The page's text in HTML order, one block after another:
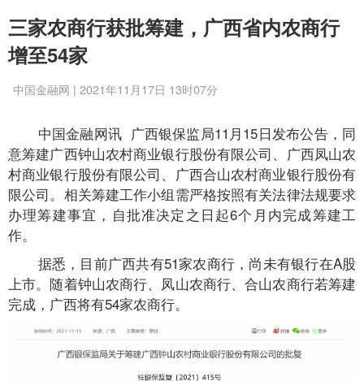
三家农商行获批筹建，广西省内农商行
增至54家
中国金融网 | 2021年11月17日 13时07分
中国金融网讯 广西银保监局11月15日发布公告，同
意筹建广西钟山农村商业银行股份有限公司、广西凤山农
村商业银行股份有限公司、广西合山农村商业银行股份有
限公司。相关筹建工作小组需严格按照有关法律法规要求
办理筹建事宜，自批准决定之日起6个月内完成筹建工
作。
据悉，目前广西共有51家农商行，尚未有银行在A股
上市。随着钟山农商行、凤山农商行、合山农商行若筹建
完成，广西将有54家农商行。